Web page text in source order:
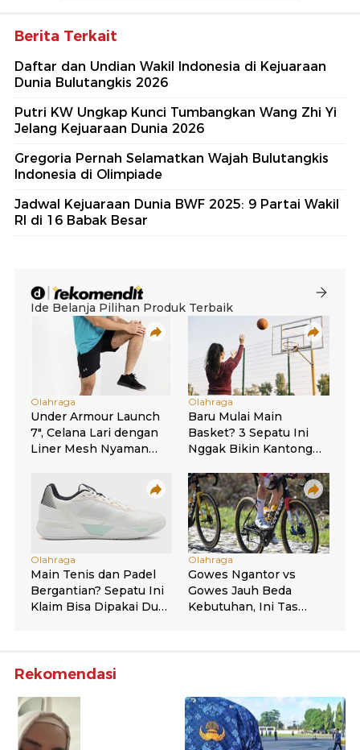
Berita Terkait
Daftar dan Undian Wakil Indonesia di Kejuaraan
Dunia Bulutangkis 2026
Putri KW Ungkap Kunci Tumbangkan Wang Zhi Yi
Jelang Kejuaraan Dunia 2026
Gregoria Pernah Selamatkan Wajah Bulutangkis
Indonesia di Olimpiade
Jadwal Kejuaraan Dunia BWF 2025: 9 Partai Wakil
RI di 16 Babak Besar
Rekomendasi